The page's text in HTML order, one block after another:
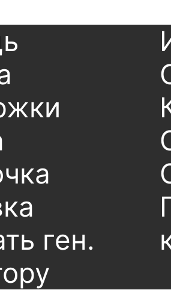
ген.